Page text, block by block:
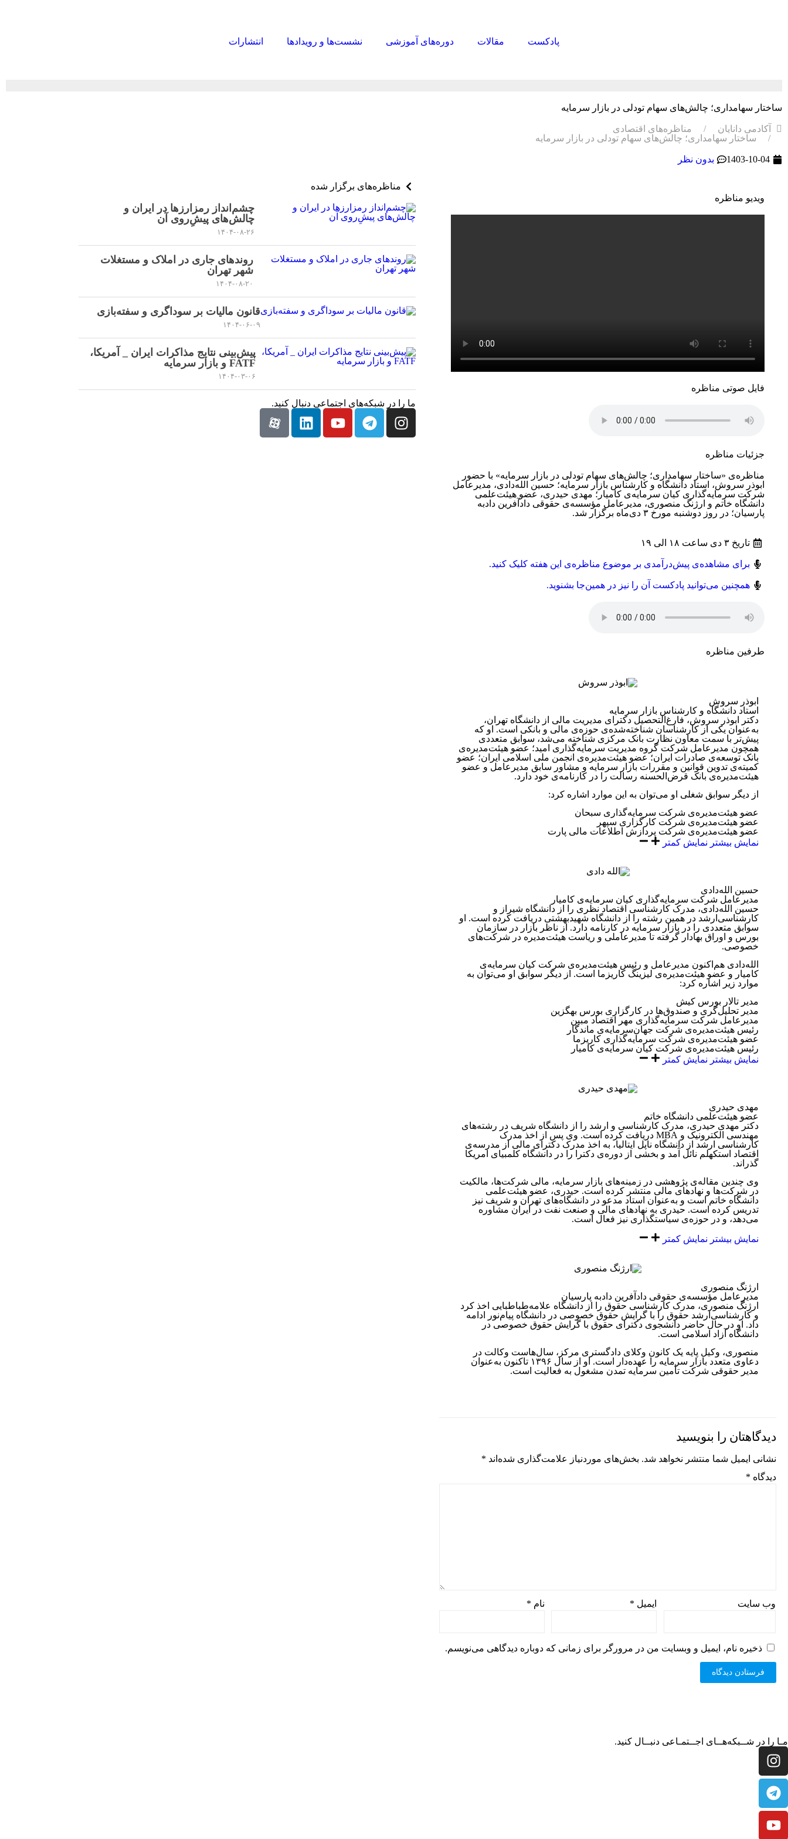
پادکست مقالات دوره‌های آموزشی نشست‌ها و رویدادها انتشارات
ساختار سهامداری؛ چالش‌های سهام تودلی در بازار سرمایه
آکادمی دانایان
مناظره‌های اقتصادی
ساختار سهامداری؛ چالش‌های سهام تودلی در بازار سرمایه
1403-10-04 بدون نظر
ویدیو مناظره
فایل صوتی مناظره
جزئیات مناظره
مناظره‌ی ‏«ساختار سهامداری؛ چالش‌های سهام تودلی در بازار سرمایه» ‏‏با حضور
ابوذر سروش، استاد دانشگاه و کارشناس بازار سرمایه؛ حسین الله‌دادی، مدیرعامل
شرکت سرمایه‌گذاری کیان سرمایه‌ی کامیار؛ مهدی حیدری، عضو هیئت‌علمی
دانشگاه خاتم و ارژنگ منصوری، ‏مدیرعامل مؤسسه‌ی حقوقی دادآفرین دادبه
پارسیان؛ در روز دوشنبه مورخ ‏‏۳ دی‌ماه برگزار شد.‏
تاریخ ۳ دی ساعت ۱۸ الی ۱۹
برای مشاهده‌ی پیش‌درآمدی بر موضوع مناظره‌ی این هفته کلیک کنید.
همچنین می‌توانید پادکست آن را نیز در همین‌جا بشنوید.
طرفین مناظره
ابوذر سروش
استاد دانشگاه و کارشناس بازار سرمایه
دکتر ابوذر سروش، فارغ‌التحصیل دکترای مدیریت مالی از دانشگاه تهران،
به‌عنوان یکی از کارشناسان شناخته‌شده‌ی حوزه‌ی مالی و بانکی است. او که
پیش‌تر با سمت معاون نظارت بانک مرکزی شناخته می‌شد، سوابق متعددی
همچون مدیرعامل شرکت گروه مدیریت سرمایه‌گذاری امید؛ عضو هیئت‌مدیره‌ی
بانک توسعه‌ی صادرات ایران؛ عضو هیئت‌مدیره‌ی انجمن ملی اسلامی ایران؛ عضو
کمیته‌ی تدوین قوانین و مقررات بازار سرمایه و مشاور سابق مدیرعامل و عضو
هیئت‌مدیره‌ی بانک قرض‌الحسنه رسالت را در کارنامه‌ی خود دارد.
از دیگر سوابق شغلی او می‌توان به این موارد اشاره کرد:
عضو هیئت‌مدیره‌ی شرکت سرمایه‌گذاری سبحان
عضو هیئت‌مدیره‌ی ‏شرکت کارگزاری سپهر
عضو هیئت‌مدیره‌ی ‏شرکت پردازش اطلاعات مالی پارت
نمایش بیشتر نمایش کمتر
حسین الله‌دادی
مدیرعامل شرکت سرمایه‌گذاری کیان سرمایه‌ی کامیار
حسین الله‌دادی، مدرک کارشناسی اقتصاد نظری را از دانشگاه شیراز و
کارشناسی‌ارشد در همین رشته را از دانشگاه شهیدبهشتی دریافت کرده است. او
سوابق متعددی را در بازار سرمایه در کارنامه دارد. از ناظر بازار در سازمان
بورس و اوراق بهادار گرفته تا مدیرعاملی و ریاست هیئت‌مدیره در شرکت‌های
خصوصی.
الله‌دادی هم‌اکنون مدیرعامل و رئیس هیئت‌مدیره‌ی شرکت کیان سرمایه‌ی
کامیار و عضو هیئت‌مدیره‌ی لیزینگ کاریزما است. از دیگر سوابق او می‌توان به
موارد زیر اشاره کرد:
مدیر تالار بورس کیش
مدیر تحلیل‌گری و صندوق‌ها در کارگزاری بورس بهگزین
مدیرعامل شرکت سرمایه‌گذاری مهر اقتصاد مبین
رئیس هیئت‌مدیره‌ی شرکت جهان‌سرمایه‌ی ماندگار
عضو هیئت‌مدیره‌ی شرکت سرمایه‌گذاری کاریزما
رئیس هیئت‌مدیره‌ی شرکت کیان سرمایه‌ی کامیار ‏
نمایش بیشتر نمایش کمتر
مهدی حیدری
عضو هیئت‌علمی دانشگاه خاتم
دکتر مهدی حیدری، مدرک کارشناسی و ارشد را از دانشگاه شریف در رشته‌های
مهندسی الکترونیک و MBA دریافت کرده است. وی پس از اخذ مدرک
کارشناسی ارشد از دانشگاه ناپل ایتالیا، به اخذ مدرک دکترای مالی از مدرسه‌ی
اقتصاد استکهلم نائل آمد و بخشی از دوره‌ی دکترا را در دانشگاه کلمبیای امریکا
گذراند.
وی چندین مقاله‌ی پژوهشی در زمینه‌های بازار سرمایه، مالی شرکت‌ها، مالکیت
در شرکت‌ها و نهادهای مالی منتشر کرده است. حیدری، عضو هیئت‌علمی
دانشگاه خاتم است و به‌عنوان استاد مدعو در دانشگاه‌های تهران و شریف نیز
تدریس کرده است. حیدری به نهادهای مالی و صنعت نفت در ایران مشاوره
می‌دهد، و در حوزه‌ی سیاستگذاری نیز فعال است.
نمایش بیشتر نمایش کمتر
ارژنگ منصوری
مدیرعامل مؤسسه‌ی حقوقی دادآفرین دادبه پارسیان
ارژنگ منصوری، مدرک کارشناسی حقوق را از دانشگاه علامه‌طباطبایی اخذ کرد
و کارشناسی‌ارشد حقوق را با گرایش حقوق خصوصی در دانشگاه پیام‌نور ادامه
داد. او در حال حاضر دانشجوی دکترای حقوق با گرایش حقوق خصوصی در
دانشگاه آزاد اسلامی است.
منصوری، وکیل پایه‌ یک کانون وکلای دادگستری مرکز، سال‌هاست وکالت در
دعاوی متعدد بازار سرمایه را عهده‌دار است. او از سال ۱۳۹۶ تاکنون به‌عنوان
مدیر حقوقی شرکت تأمین سرمایه تمدن مشغول به فعالیت است.
دیدگاهتان را بنویسید
نشانی ایمیل شما منتشر نخواهد شد. بخش‌های موردنیاز علامت‌گذاری شده‌اند *
دیدگاه *
نام * ایمیل * وب‌ سایت
ذخیره نام، ایمیل و وبسایت من در مرورگر برای زمانی که دوباره دیدگاهی می‌نویسم.
مناظره‌های برگزار شده
چشم‌انداز رمزارزها در ایران و
چالش‌های پیشِ‌روی آن
۱۴۰۴-۰۸-۲۶
روند‌های جاری در املاک و مستغلات
شهر تهران
۱۴۰۴-۰۸-۲۰
قانون مالیات بر سوداگری و سفته‌بازی
۱۴۰۴-۰۶-۰۹
پیش‌بینی نتایج مذاکرات ایران _ آمریکا،
FATF و بازار سرمایه
۱۴۰۴-۰۳-۰۶
ما را در شبکه‌های اجتماعی دنبال کنید.
مـا را در شــبکه‌هــای اجــتمـاعی دنبــال کنید.